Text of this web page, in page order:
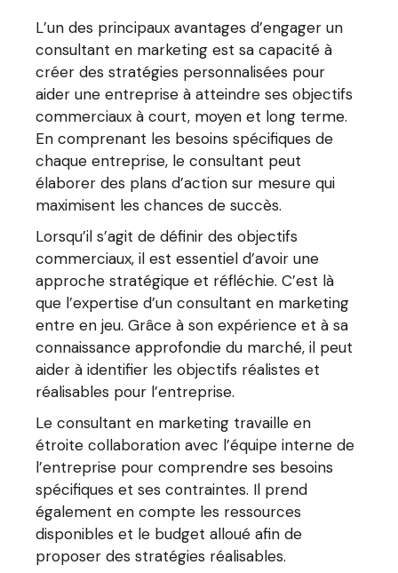
L’un des principaux avantages d’engager un
consultant en marketing est sa capacité à
créer des stratégies personnalisées pour
aider une entreprise à atteindre ses objectifs
commerciaux à court, moyen et long terme.
En comprenant les besoins spécifiques de
chaque entreprise, le consultant peut
élaborer des plans d’action sur mesure qui
maximisent les chances de succès.
Lorsqu’il s’agit de définir des objectifs
commerciaux, il est essentiel d’avoir une
approche stratégique et réfléchie. C’est là
que l’expertise d’un consultant en marketing
entre en jeu. Grâce à son expérience et à sa
connaissance approfondie du marché, il peut
aider à identifier les objectifs réalistes et
réalisables pour l’entreprise.
Le consultant en marketing travaille en
étroite collaboration avec l’équipe interne de
l’entreprise pour comprendre ses besoins
spécifiques et ses contraintes. Il prend
également en compte les ressources
disponibles et le budget alloué afin de
proposer des stratégies réalisables.